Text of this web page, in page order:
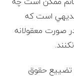
بديهي است که
صورت معقولانه
تضييع حقوق